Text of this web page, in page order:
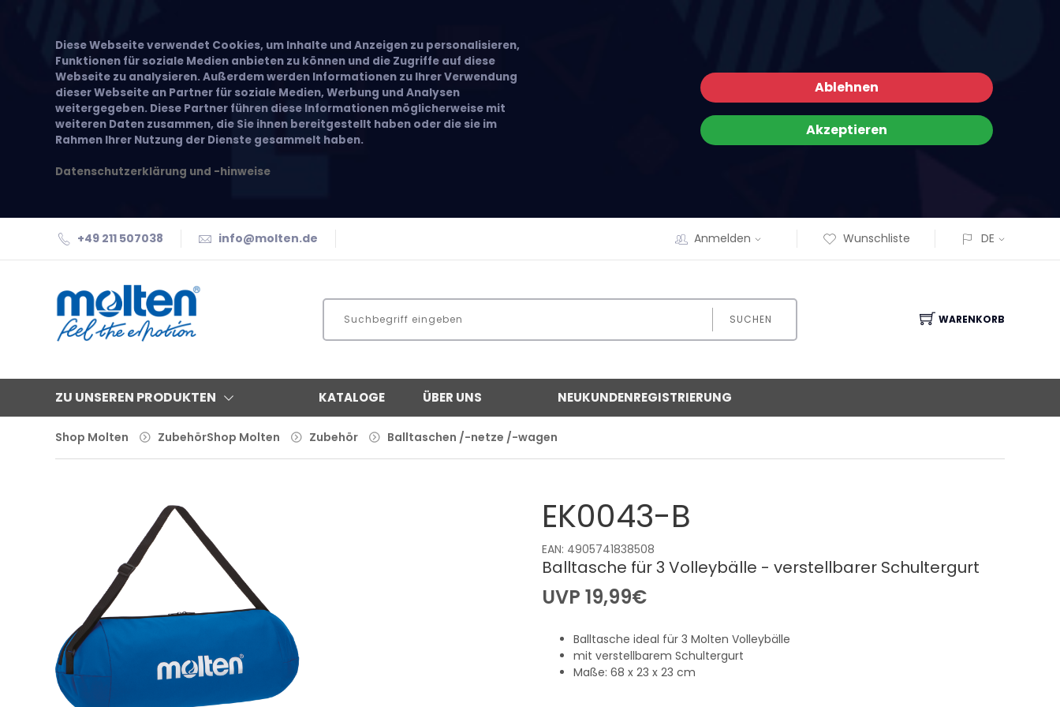
Diese Webseite verwendet Cookies, um Inhalte und Anzeigen zu personalisieren,
Funktionen für soziale Medien anbieten zu können und die Zugriffe auf diese
Webseite zu analysieren. Außerdem werden Informationen zu Ihrer Verwendung
dieser Webseite an Partner für soziale Medien, Werbung und Analysen
weitergegeben. Diese Partner führen diese Informationen möglicherweise mit
weiteren Daten zusammen, die Sie ihnen bereitgestellt haben oder die sie im
Rahmen Ihrer Nutzung der Dienste gesammelt haben.
Datenschutzerklärung und -hinweise
Ablehnen
Akzeptieren
+49 211 507038 info@molten.de Anmelden Wunschliste DE
SUCHEN WARENKORB
ZU UNSEREN PRODUKTEN KATALOGE ÜBER UNS NEUKUNDENREGISTRIERUNG
Shop Molten ZubehörShop Molten Zubehör Balltaschen /-netze /-wagen
EK0043-B
EAN: 4905741838508
Balltasche für 3 Volleybälle - verstellbarer Schultergurt
UVP 19,99€
Balltasche ideal für 3 Molten Volleybälle
mit verstellbarem Schultergurt
Maße: 68 x 23 x 23 cm